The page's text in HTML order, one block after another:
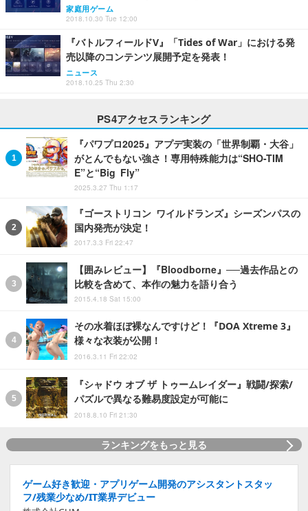
家庭用ゲーム
2018.10.30 Tue 12:00
『バトルフィールドV』「Tides of War」における発
売以降のコンテンツ展開予定を発表！
ニュース
2018.10.25 Thu 2:30
PS4アクセスランキング
『パワプロ2025』アプデ実装の「世界制覇・大谷」
がとんでもない強さ！専用特殊能力は“SHO-TIM
E”と“Big Fly”
2025.3.27 Thu 1:17
『ゴーストリコン ワイルドランズ』シーズンパスの
国内発売が決定！
2017.3.3 Fri 22:47
【囲みレビュー】『Bloodborne』──過去作品との
比較を含めて、本作の魅力を語り合う
2015.4.18 Sat 15:00
その水着ほぼ裸なんですけど！『DOA Xtreme 3』
様々な衣装が公開！
2016.3.11 Fri 22:02
『シャドウ オブ ザ トゥームレイダー』戦闘/探索/
パズルで異なる難易度設定が可能に
2018.8.10 Fri 21:30
ランキングをもっと見る
ゲーム好き歓迎・アプリゲーム開発のアシスタントスタッ
フ/残業少なめ/IT業界デビュー